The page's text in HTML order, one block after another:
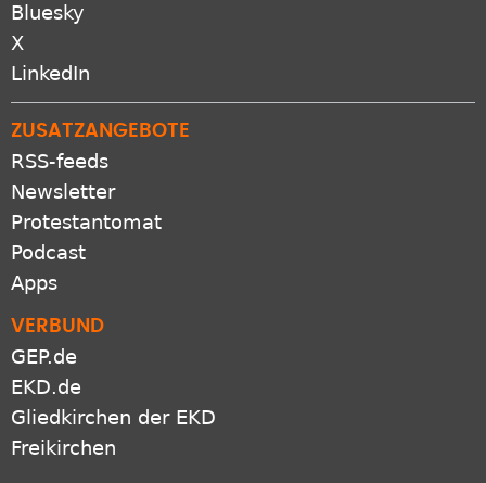
Bluesky
X
LinkedIn
ZUSATZANGEBOTE
RSS-feeds
Newsletter
Protestantomat
Podcast
Apps
VERBUND
GEP.de
EKD.de
Gliedkirchen der EKD
Freikirchen